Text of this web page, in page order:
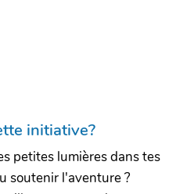
initiative?
petites lumières dans tes
soutenir l'aventure ?